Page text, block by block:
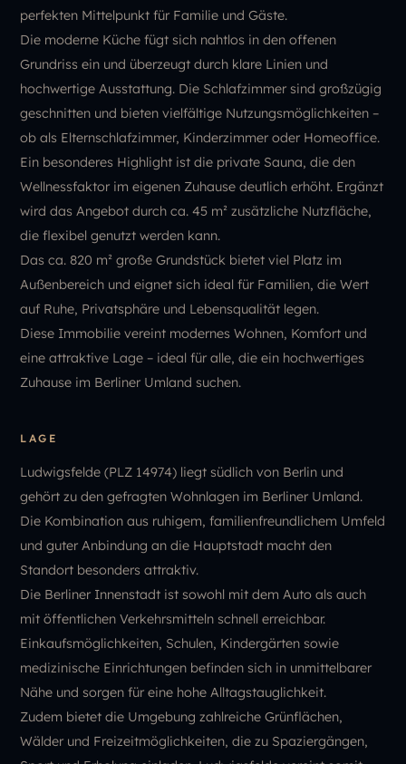
perfekten Mittelpunkt für Familie und Gäste.
Die moderne Küche fügt sich nahtlos in den offenen
Grundriss ein und überzeugt durch klare Linien und
hochwertige Ausstattung. Die Schlafzimmer sind großzügig
geschnitten und bieten vielfältige Nutzungsmöglichkeiten –
ob als Elternschlafzimmer, Kinderzimmer oder Homeoffice.
Ein besonderes Highlight ist die private Sauna, die den
Wellnessfaktor im eigenen Zuhause deutlich erhöht. Ergänzt
wird das Angebot durch ca. 45 m² zusätzliche Nutzfläche,
die flexibel genutzt werden kann.
Das ca. 820 m² große Grundstück bietet viel Platz im
Außenbereich und eignet sich ideal für Familien, die Wert
auf Ruhe, Privatsphäre und Lebensqualität legen.
Diese Immobilie vereint modernes Wohnen, Komfort und
eine attraktive Lage – ideal für alle, die ein hochwertiges
Zuhause im Berliner Umland suchen.
LAGE
Ludwigsfelde (PLZ 14974) liegt südlich von Berlin und
gehört zu den gefragten Wohnlagen im Berliner Umland.
Die Kombination aus ruhigem, familienfreundlichem Umfeld
und guter Anbindung an die Hauptstadt macht den
Standort besonders attraktiv.
Die Berliner Innenstadt ist sowohl mit dem Auto als auch
mit öffentlichen Verkehrsmitteln schnell erreichbar.
Einkaufsmöglichkeiten, Schulen, Kindergärten sowie
medizinische Einrichtungen befinden sich in unmittelbarer
Nähe und sorgen für eine hohe Alltagstauglichkeit.
Zudem bietet die Umgebung zahlreiche Grünflächen,
Wälder und Freizeitmöglichkeiten, die zu Spaziergängen,